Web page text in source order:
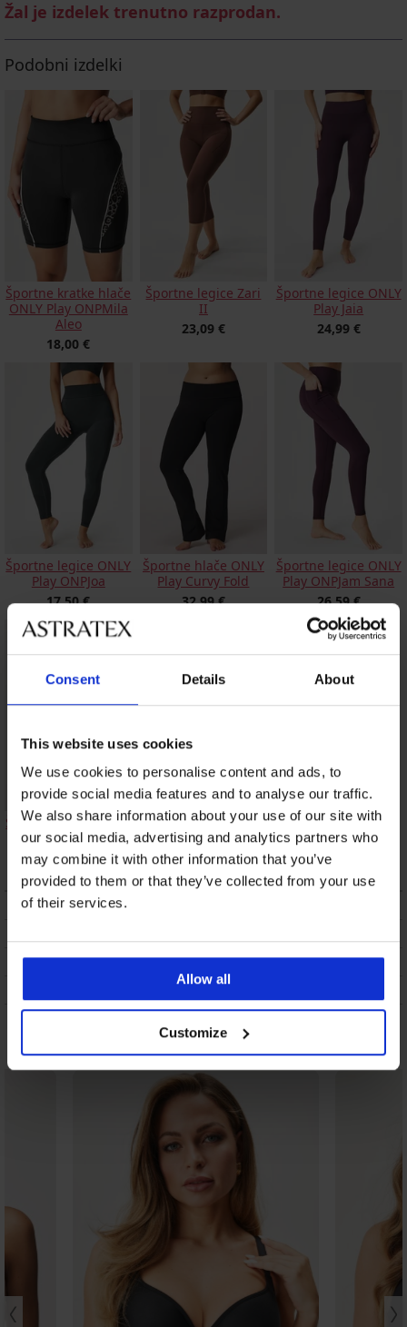
Consent Details About
This website uses cookies
We use cookies to personalise content and ads, to
provide social media features and to analyse our traffic.
We also share information about your use of our site with
our social media, advertising and analytics partners who
may combine it with other information that you’ve
provided to them or that they’ve collected from your use
of their services.
Allow all
Customize
Žal je izdelek trenutno razprodan.
Podobni izdelki
Športne kratke hlače
ONLY Play ONPMila
Aleo
18,00 €
Športne legice Zari
II
23,09 €
Športne legice ONLY
Play Jaia
24,99 €
Športne legice ONLY
Play ONPJoa
17,50 €
Športne hlače ONLY
Play Curvy Fold
32,99 €
Športne legice ONLY
Play ONPJam Sana
26,59 €
Športne legice ONLY
Play ONPTie II
25,19 €
Športne legice Sara
20,29 €
OPIS
MENJAVA
Morda vam bo všeč